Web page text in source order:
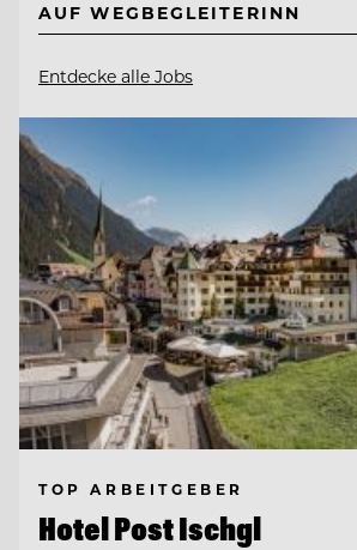
AUF WEGBEGLEITERINN
Entdecke alle Jobs
TOP ARBEITGEBER
Hotel Post Ischgl